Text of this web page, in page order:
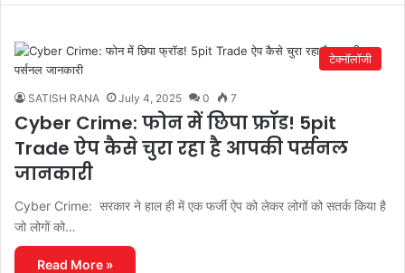
टेक्नॉलॉजी
SATISH RANA July 4, 2025 0 7
Cyber ​​Crime: फोन में छिपा फ्रॉड! 5pit
Trade ऐप कैसे चुरा रहा है आपकी पर्सनल
जानकारी
Cyber ​​Crime: सरकार ने हाल ही में एक फर्जी ऐप को लेकर लोगों को सतर्क किया है
जो लोगों को…
Read More »